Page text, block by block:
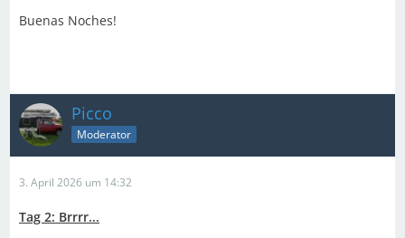
Buenas Noches!
Picco
Moderator
3. April 2026 um 14:32
Tag 2: Brrrr...